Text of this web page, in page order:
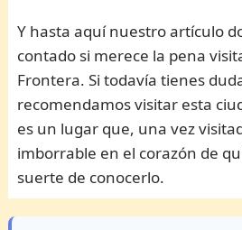
Y hasta aquí nuestro artículo
contado si merece la pena
Frontera. Si todavía tienes
recomendamos visitar esta
es un lugar que, una vez
imborrable en el corazón de
suerte de conocerlo.